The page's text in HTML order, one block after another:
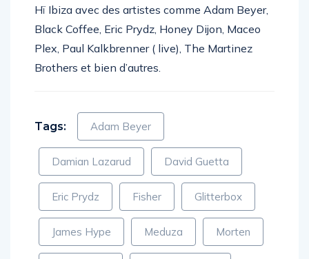
Hï Ibiza avec des artistes comme Adam Beyer,
Black Coffee, Eric Prydz, Honey Dijon, Maceo
Plex, Paul Kalkbrenner ( live), The Martinez
Brothers et bien d’autres.
Tags: Adam Beyer
Damian Lazarud David Guetta
Eric Prydz Fisher Glitterbox
James Hype Meduza Morten